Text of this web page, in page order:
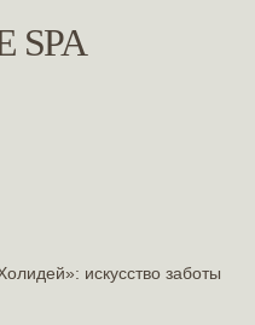
искусство заботы